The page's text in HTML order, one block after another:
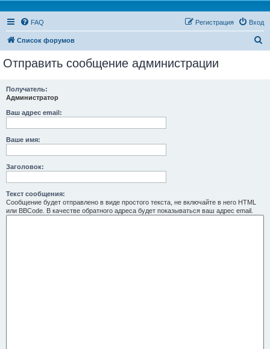
FAQ Вход
Регистрация
Список форумов
Отправить сообщение администрации
Получатель:
Администратор
Ваш адрес email:
Ваше имя:
Заголовок:
Текст сообщения:
Сообщение будет отправлено в виде простого текста, не включайте в него HTML
или BBCode. В качестве обратного адреса будет показываться ваш адрес email.